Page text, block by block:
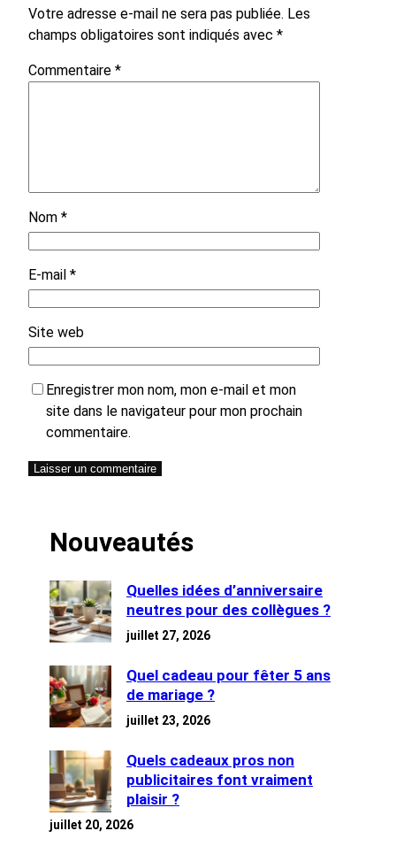
Votre adresse e-mail ne sera pas publiée. Les
champs obligatoires sont indiqués avec *
Commentaire *
Nom *
E-mail *
Site web
Enregistrer mon nom, mon e-mail et mon
site dans le navigateur pour mon prochain
commentaire.
Nouveautés
Quelles idées d’anniversaire
neutres pour des collègues ?
juillet 27, 2026
Quel cadeau pour fêter 5 ans
de mariage ?
juillet 23, 2026
Quels cadeaux pros non
publicitaires font vraiment
plaisir ?
juillet 20, 2026